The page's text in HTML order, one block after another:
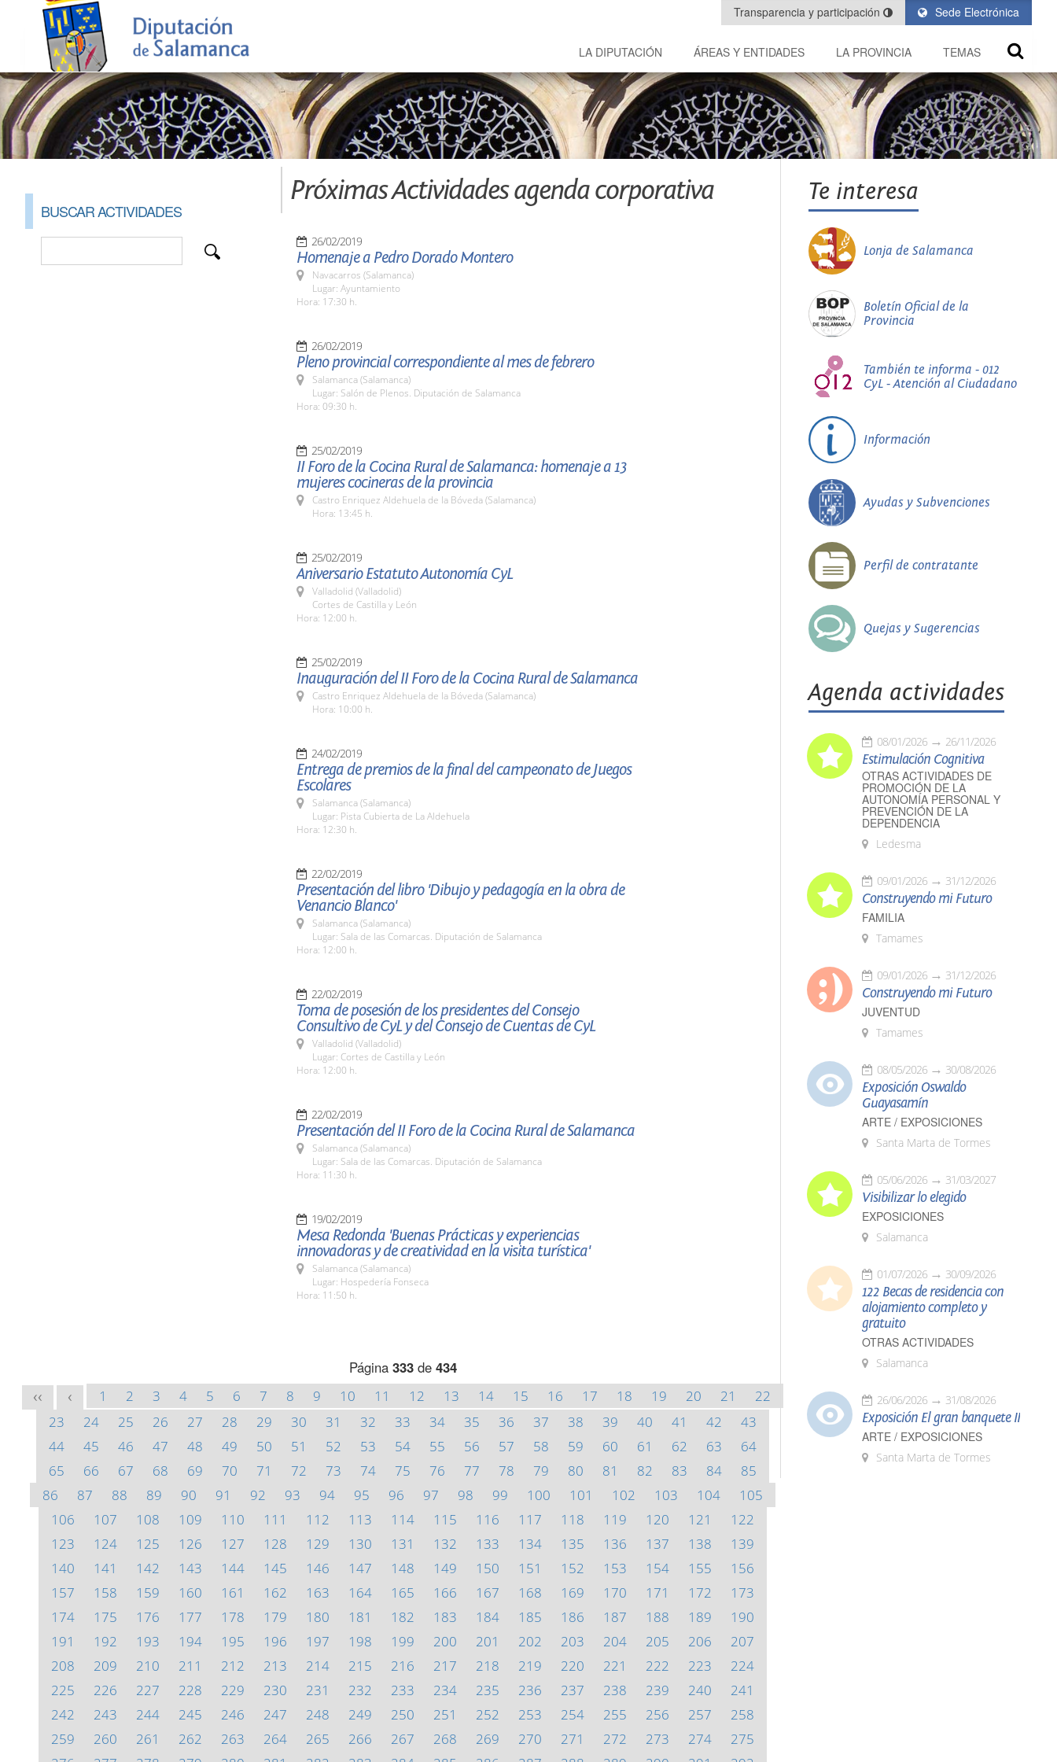
Sede Electrónica
Transparencia y participación
LA DIPUTACIÓN ÁREAS Y ENTIDADES LA PROVINCIA TEMAS
BUSCAR ACTIVIDADES
Próximas Actividades agenda corporativa
26/02/2019
Homenaje a Pedro Dorado Montero
Navacarros (Salamanca)
Lugar: Ayuntamiento
Hora: 17:30 h.
26/02/2019
Pleno provincial correspondiente al mes de febrero
Salamanca (Salamanca)
Lugar: Salón de Plenos. Diputación de Salamanca
Hora: 09:30 h.
25/02/2019
II Foro de la Cocina Rural de Salamanca: homenaje a 13
mujeres cocineras de la provincia
Castro Enriquez Aldehuela de la Bóveda (Salamanca)
Hora: 13:45 h.
25/02/2019
Aniversario Estatuto Autonomía CyL
Valladolid (Valladolid)
Cortes de Castilla y León
Hora: 12:00 h.
25/02/2019
Inauguración del II Foro de la Cocina Rural de Salamanca
Castro Enriquez Aldehuela de la Bóveda (Salamanca)
Hora: 10:00 h.
24/02/2019
Entrega de premios de la final del campeonato de Juegos
Escolares
Salamanca (Salamanca)
Lugar: Pista Cubierta de La Aldehuela
Hora: 12:30 h.
22/02/2019
Presentación del libro 'Dibujo y pedagogía en la obra de
Venancio Blanco'
Salamanca (Salamanca)
Lugar: Sala de las Comarcas. Diputación de Salamanca
Hora: 12:00 h.
22/02/2019
Toma de posesión de los presidentes del Consejo
Consultivo de CyL y del Consejo de Cuentas de CyL
Valladolid (Valladolid)
Lugar: Cortes de Castilla y León
Hora: 12:00 h.
22/02/2019
Presentación del II Foro de la Cocina Rural de Salamanca
Salamanca (Salamanca)
Lugar: Sala de las Comarcas. Diputación de Salamanca
Hora: 11:30 h.
19/02/2019
Mesa Redonda 'Buenas Prácticas y experiencias
innovadoras y de creatividad en la visita turística'
Salamanca (Salamanca)
Lugar: Hospedería Fonseca
Hora: 11:50 h.
Página 333de 434
<< < 1 2 3 4 5 6 7 8 9 10 11 12 13 14 15 16 17 18 19 20 21
22
23
24 25 26 27 28 29 30 31 32 33 34 35 36 37 38 39 40 41 42
43
44
45 46 47 48 49 50 51 52 53 54 55 56 57 58 59 60 61 62 63
64
65
66 67 68 69 70 71 72 73 74 75 76 77 78 79 80 81 82 83 84
85
86
87 88 89 90 91 92 93 94 95 96 97 98 99 100 101 102 103 104
105
106
107 108 109 110 111 112 113 114 115 116 117 118 119 120 121
122
123
124 125 126 127 128 129 130 131 132 133 134 135 136 137 138
139
140
141 142 143 144 145 146 147 148 149 150 151 152 153 154 155
156
157
158 159 160 161 162 163 164 165 166 167 168 169 170 171 172
173
174
175 176 177 178 179 180 181 182 183 184 185 186 187 188 189
190
191
192 193 194 195 196 197 198 199 200 201 202 203 204 205 206
207
208
209 210 211 212 213 214 215 216 217 218 219 220 221 222 223
224
225
226 227 228 229 230 231 232 233 234 235 236 237 238 239 240
241
242
243 244 245 246 247 248 249 250 251 252 253 254 255 256 257
258
259
260 261 262 263 264 265 266 267 268 269 270 271 272 273 274
275
Te interesa
Lonja de Salamanca
Boletín Oficial de la
Provincia
También te informa - 012
CyL - Atención al Ciudadano
Información
Ayudas y Subvenciones
Perfil de contratante
Quejas y Sugerencias
Agenda actividades
08/01/2026 26/11/2026
Estimulación Cognitiva
OTRAS ACTIVIDADES DE
PROMOCIÓN DE LA
AUTONOMÍA PERSONAL Y
PREVENCIÓN DE LA
DEPENDENCIA
Ledesma
09/01/2026 31/12/2026
Construyendo mi Futuro
FAMILIA
Tamames
09/01/2026 31/12/2026
Construyendo mi Futuro
JUVENTUD
Tamames
08/05/2026 30/08/2026
Exposición Oswaldo
Guayasamín
ARTE / EXPOSICIONES
Santa Marta de Tormes
05/06/2026 31/03/2027
Visibilizar lo elegido
EXPOSICIONES
Salamanca
01/07/2026 30/09/2026
122 Becas de residencia con
alojamiento completo y
gratuito
OTRAS ACTIVIDADES
Salamanca
26/06/2026 31/08/2026
Exposición El gran banquete II
ARTE / EXPOSICIONES
Santa Marta de Tormes